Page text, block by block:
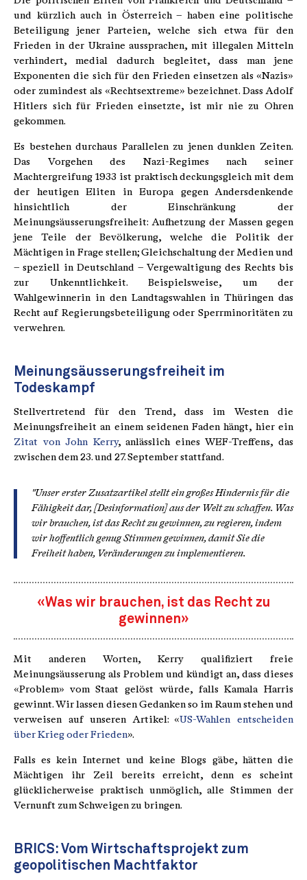
und kürzlich auch in Österreich – haben eine politische
Beteiligung jener Parteien, welche sich etwa für den
Frieden in der Ukraine aussprachen, mit illegalen Mitteln
verhindert, medial dadurch begleitet, dass man jene
Exponenten die sich für den Frieden einsetzen als «Nazis»
oder zumindest als «Rechtsextreme» bezeichnet. Dass Adolf
Hitlers sich für Frieden einsetzte, ist mir nie zu Ohren
gekommen.
Es bestehen durchaus Parallelen zu jenen dunklen Zeiten.
Das Vorgehen des Nazi-Regimes nach seiner
Machtergreifung 1933 ist praktisch deckungsgleich mit dem
der heutigen Eliten in Europa gegen Andersdenkende
hinsichtlich der Einschränkung der
Meinungsäusserungsfreiheit: Aufhetzung der Massen gegen
jene Teile der Bevölkerung, welche die Politik der
Mächtigen in Frage stellen; Gleichschaltung der Medien und
– speziell in Deutschland – Vergewaltigung des Rechts bis
zur Unkenntlichkeit. Beispielsweise, um der
Wahlgewinnerin in den Landtagswahlen in Thüringen das
Recht auf Regierungsbeteiligung oder Sperrminoritäten zu
verwehren.
Meinungsäusserungsfreiheit im
Todeskampf
Stellvertretend für den Trend, dass im Westen die
Meinungsfreiheit an einem seidenen Faden hängt, hier ein
Zitat von John Kerry, anlässlich eines WEF-Treffens, das
zwischen dem 23. und 27. September stattfand.
"Unser erster Zusatzartikel stellt ein großes Hindernis für die
Fähigkeit dar, [Desinformation] aus der Welt zu schaffen. Was
wir brauchen, ist das Recht zu gewinnen, zu regieren, indem
wir hoffentlich genug Stimmen gewinnen, damit Sie die
Freiheit haben, Veränderungen zu implementieren.
«Was wir brauchen, ist das Recht zu
gewinnen»
Mit anderen Worten, Kerry qualifiziert freie
Meinungsäusserung als Problem und kündigt an, dass dieses
«Problem» vom Staat gelöst würde, falls Kamala Harris
gewinnt. Wir lassen diesen Gedanken so im Raum stehen und
verweisen auf unseren Artikel: «US-Wahlen entscheiden
über Krieg oder Frieden».
Falls es kein Internet und keine Blogs gäbe, hätten die
Mächtigen ihr Zeil bereits erreicht, denn es scheint
glücklicherweise praktisch unmöglich, alle Stimmen der
Vernunft zum Schweigen zu bringen.
BRICS: Vom Wirtschaftsprojekt zum
geopolitischen Machtfaktor